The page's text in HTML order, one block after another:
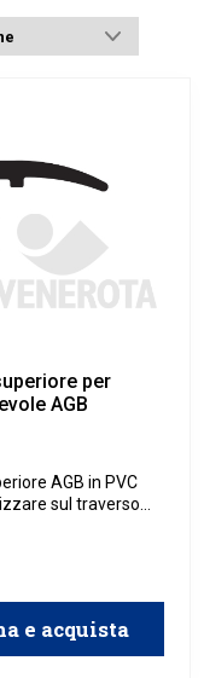
per
AGB
AGB in PVC
sul traverso
e acquista